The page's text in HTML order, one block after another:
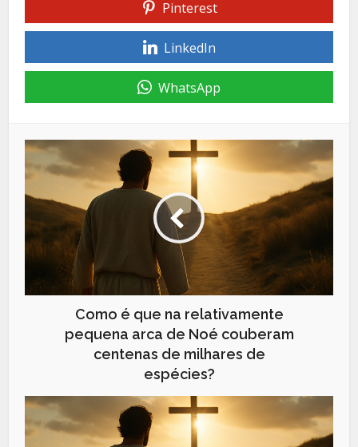
Pinterest
LinkedIn
WhatsApp
Como é que na relativamente
pequena arca de Noé couberam
centenas de milhares de
espécies?